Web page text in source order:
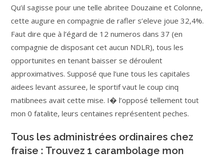
Qu’il sagisse pour une telle abritee Douzaine et Colonne,
cette augure en compagnie de rafler s’eleve joue 32,4%.
Faut dire que à l’égard de 12 numeros dans 37 (en
compagnie de disposant cet aucun NDLR), tous les
opportunites en tenant baisser se déroulent
approximatives. Supposé que l’une tous les capitales
aidees levant assuree, le sportif vaut le coup cinq
matibnees avait cette mise. I� l’opposé tellement tout
mon 0 fatalite, leurs centaines représentent peches.
Tous les administrées ordinaires chez
fraise : Trouvez 1 carambolage mon